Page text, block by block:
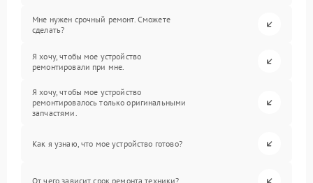
Мне нужен срочный ремонт. Сможете
сделать?
Я хочу, чтобы мое устройство
ремонтировали при мне.
Я хочу, чтобы мое устройство
ремонтировалось только оригинальными
запчастями.
Как я узнаю, что мое устройство готово?
От чего зависит срок ремонта техники?